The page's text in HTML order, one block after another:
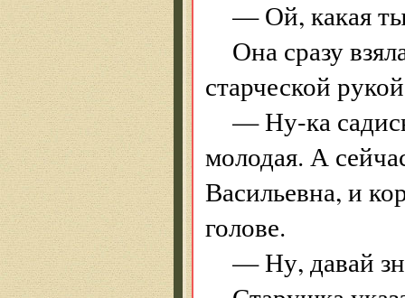
— Ой, какая
Она сразу
старческой
— Ну-ка
молодая. А
Васильевна, и
голове.
— Ну, давай